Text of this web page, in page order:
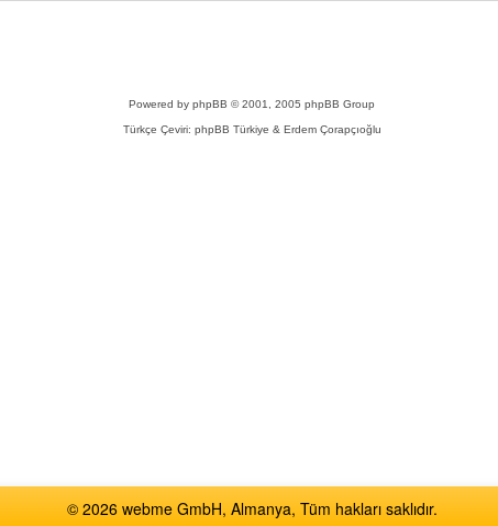
Powered by phpBB © 2001, 2005 phpBB Group
Türkçe Çeviri: phpBB Türkiye & Erdem Çorapçıoğlu
© 2026 webme GmbH, Almanya, Tüm hakları saklıdır.